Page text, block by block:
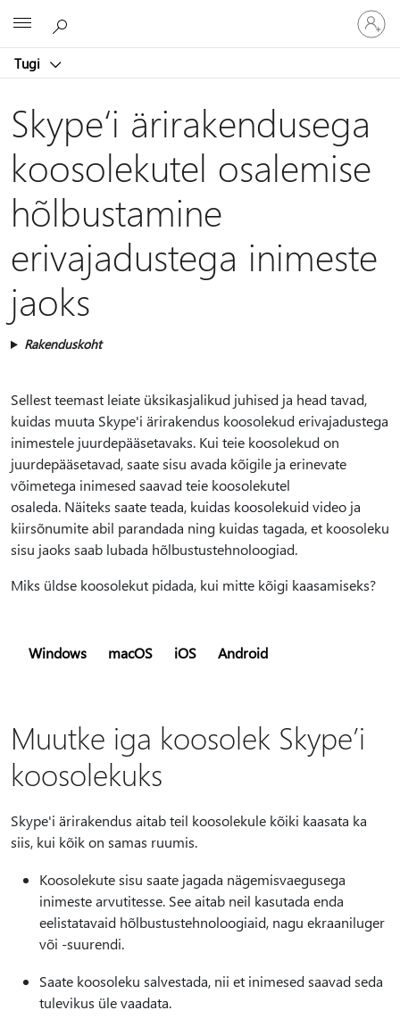
Tugi
Logige
sisse
oma
Skype‘i ärirakendusega
koosolekutel osalemise
hõlbustamine
erivajadustega inimeste
jaoks
Rakenduskoht
Sellest teemast leiate üksikasjalikud juhised ja head tavad,
kuidas muuta Skype'i ärirakendus koosolekud erivajadustega
inimestele juurdepääsetavaks. Kui teie koosolekud on
juurdepääsetavad, saate sisu avada kõigile ja erinevate
võimetega inimesed saavad teie koosolekutel
osaleda. Näiteks saate teada, kuidas koosolekuid video ja
kiirsõnumite abil parandada ning kuidas tagada, et koosoleku
sisu jaoks saab lubada hõlbustustehnoloogiad.
Miks üldse koosolekut pidada, kui mitte kõigi kaasamiseks?
Windows macOS iOS Android
Muutke iga koosolek Skype’i
koosolekuks
Skype'i ärirakendus aitab teil koosolekule kõiki kaasata ka
siis, kui kõik on samas ruumis.
Koosolekute sisu saate jagada nägemisvaegusega
inimeste arvutitesse. See aitab neil kasutada enda
eelistatavaid hõlbustustehnoloogiaid, nagu ekraaniluger
või -suurendi.
Saate koosoleku salvestada, nii et inimesed saavad seda
tulevikus üle vaadata.